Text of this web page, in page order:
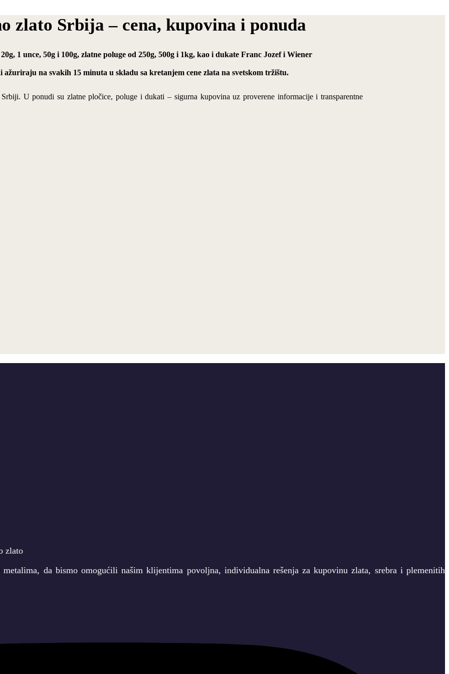
zlato Srbija – cena, kupovina i ponuda
1 unce, 50g i 100g, zlatne poluge od 250g, 500g i 1kg, kao i dukate Franc Jozef i Wiener
ažuriraju na svakih 15 minuta u skladu sa kretanjem cene zlata na svetskom tržištu.
U ponudi su zlatne pločice, poluge i dukati – sigurna kupovina uz proverene informacije i transparentne
da bismo omogućili našim klijentima povoljna, individualna rešenja za kupovinu zlata, srebra i plemenitih